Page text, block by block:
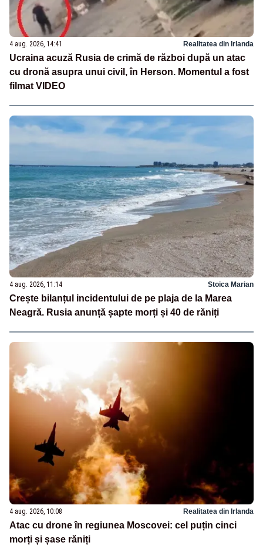
4 aug. 2026, 14:41 Realitatea din Irlanda
Ucraina acuză Rusia de crimă de război după un atac
cu dronă asupra unui civil, în Herson. Momentul a fost
filmat VIDEO
4 aug. 2026, 11:14 Stoica Marian
Crește bilanțul incidentului de pe plaja de la Marea
Neagră. Rusia anunță șapte morți și 40 de răniți
4 aug. 2026, 10:08 Realitatea din Irlanda
Atac cu drone în regiunea Moscovei: cel puțin cinci
morți și șase răniți